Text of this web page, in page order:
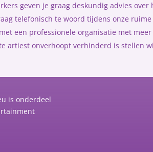
geven je graag deskundig advies
telefonisch te woord tijdens onze
een professionele organisatie met
artiest onverhoopt verhinderd is stellen
is onderdeel